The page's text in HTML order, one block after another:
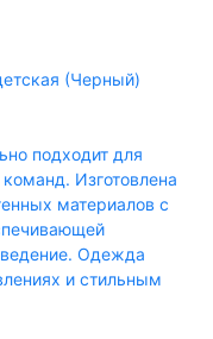
(Черный)
подходит для
Изготовлена
материалов с
Одежда
и стильным